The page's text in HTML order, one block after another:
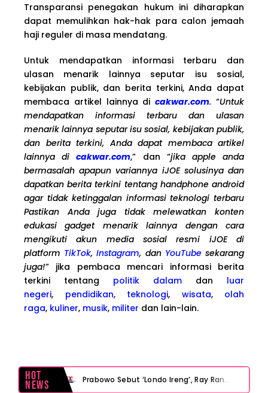
Transparansi penegakan hukum ini diharapkan
dapat memulihkan hak-hak para calon jemaah
haji reguler di masa mendatang.
Untuk mendapatkan informasi terbaru dan
ulasan menarik lainnya seputar isu sosial,
kebijakan publik, dan berita terkini, Anda dapat
membaca artikel lainnya dicakwar.com.“Untuk
mendapatkan informasi terbaru dan ulasan
menarik lainnya seputar isu sosial, kebijakan publik,
dan berita terkini, Anda dapat membaca artikel
lainnya dicakwar.com,” dan “jika apple anda
bermasalah apapun variannya iJOE solusinya dan
dapatkan berita terkini tentang handphone android
agar tidak ketinggalan informasi teknologi terbaru
Pastikan Anda juga tidak melewatkan konten
edukasi gadget menarik lainnya dengan cara
mengikuti akun media sosial resmi iJOE di
platform TikTok,Instagram, dan YouTubesekarang
juga!” jika pembaca mencari informasi berita
terkini tentang politik dalam dan luar
negeri, pendidikan, teknologi, wisata, olah
raga, kuliner, musik, militer dan lain-lain.
Hot
News Prabowo Sebut ‘Londo Ireng’, Ray Rangkuti Desak DPR Bersikap, Ini Ulasan Politiknya